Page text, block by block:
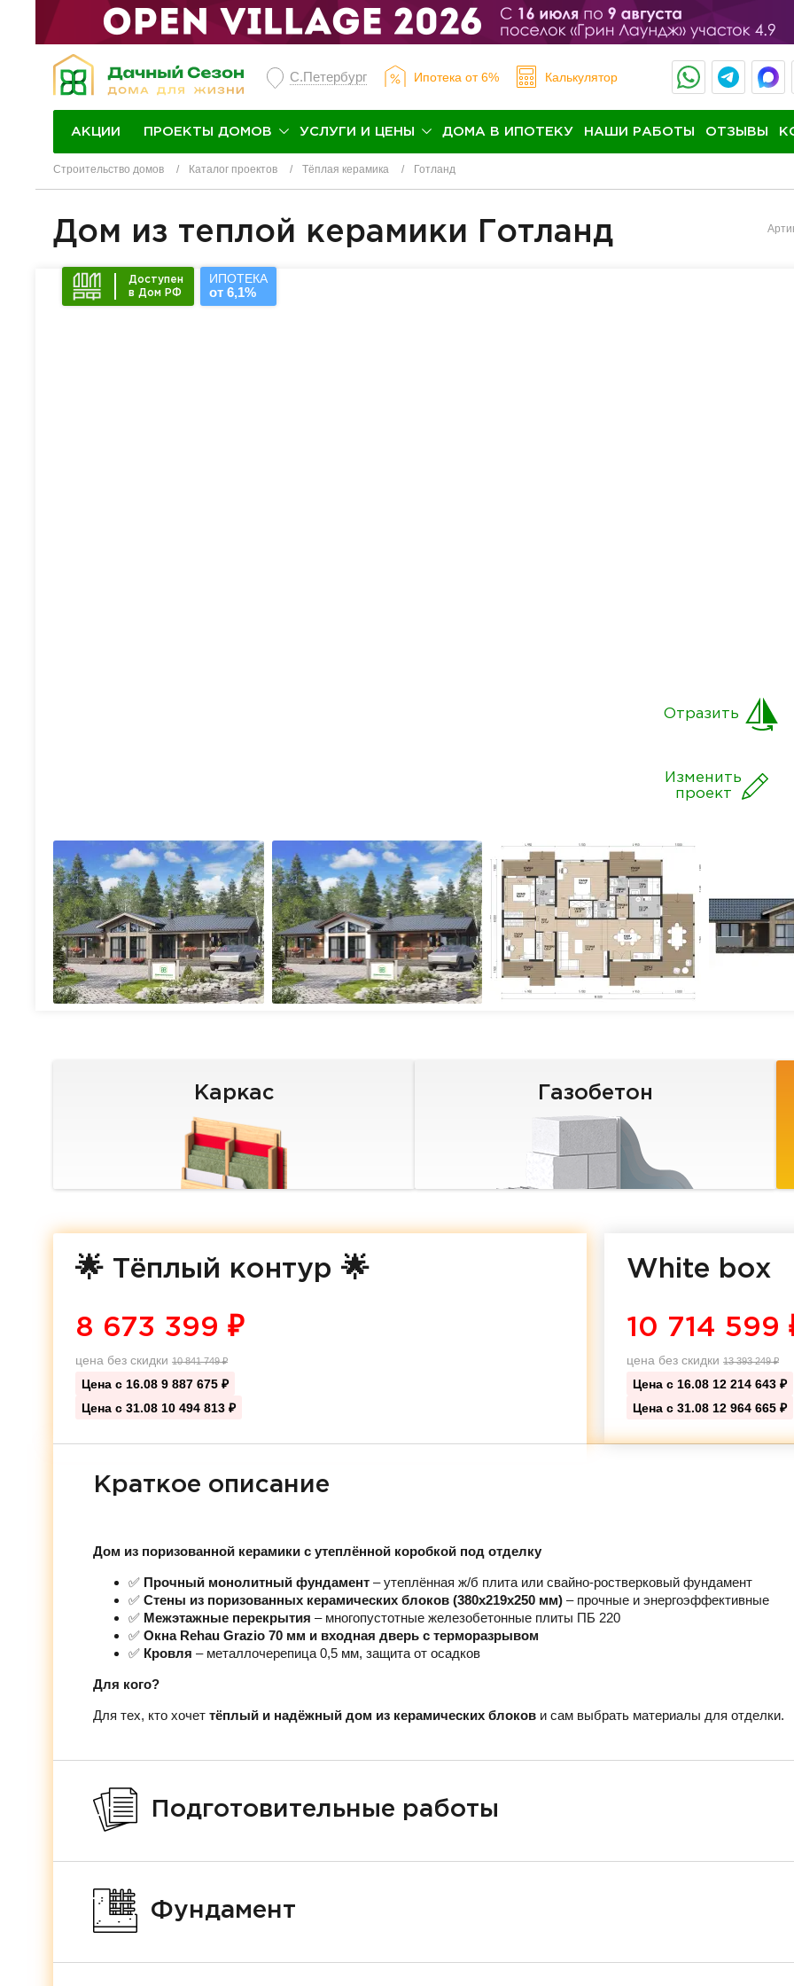
С.Петербург Ипотека от 6% Калькулятор
АКЦИИ ПРОЕКТЫ ДОМОВ УСЛУГИ И ЦЕНЫ ДОМА В ИПОТЕКУ НАШИ РАБОТЫ ОТЗЫВЫ
Строительство домов Каталог проектов Тёплая керамика Готланд
Дом из теплой керамики Готланд
Доступен
в Дом РФ
ИПОТЕКА
от 6,1%
Изменить
проект
Отразить
Каркас Газобетон
🌟 Тёплый контур 🌟
8 673 399 ₽
цена без скидки 10 841 749₽
Цена с 16.08 9 887 675 ₽
Цена с 31.08 10 494 813 ₽
White box
10 714 599
цена без скидки 13 393 249₽
Цена с 16.08 12 214 643 ₽
Цена с 31.08 12 964 665 ₽
Краткое описание
Дом из поризованной керамики с утеплённой коробкой под отделку
✅ Прочный монолитный фундамент – утеплённая ж/б плита или свайно-ростверковый фундамент
✅ Стены из поризованных керамических блоков (380х219х250 мм) – прочные и энергоэффективные
✅ Межэтажные перекрытия – многопустотные железобетонные плиты ПБ 220
✅ Окна Rehau Grazio 70 мм и входная дверь с терморазрывом
✅ Кровля – металлочерепица 0,5 мм, защита от осадков
Для кого?
Для тех, кто хочет тёплый и надёжный дом из керамических блоков и сам выбрать материалы для отделки.
Подготовительные работы
Фундамент